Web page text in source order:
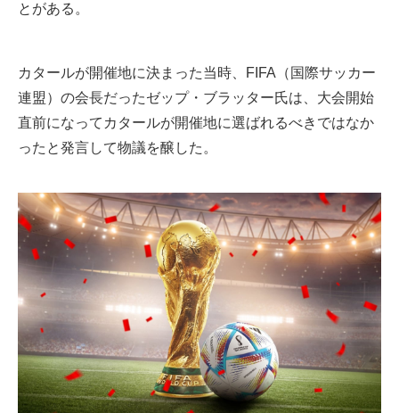
とがある。
カタールが開催地に決まった当時、FIFA（国際サッカー
連盟）の会長だったゼップ・ブラッター氏は、大会開始
直前になってカタールが開催地に選ばれるべきではなか
ったと発言して物議を醸した 。